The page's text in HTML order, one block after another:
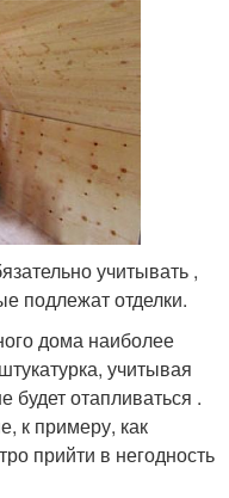
учитывать ,
подлежат отделки.
дома наиболее
учитывая
будет отапливаться .
к примеру, как
прийти в негодность